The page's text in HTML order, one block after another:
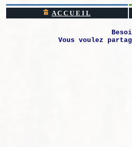
A C C U E I L
Vous voulez